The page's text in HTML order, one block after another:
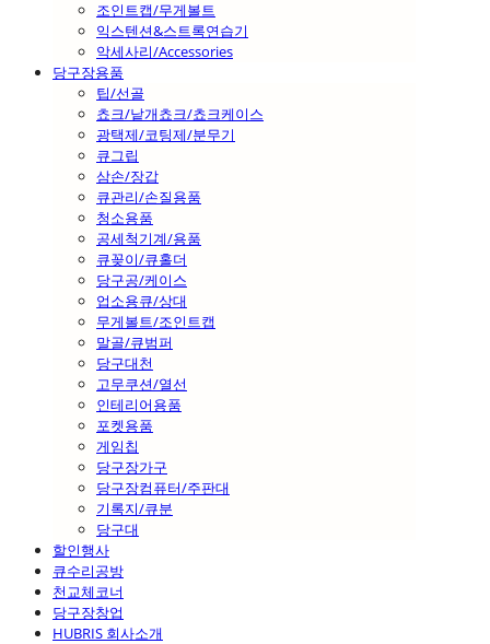
조인트캡/무게볼트
익스텐션&스트록연습기
악세사리/Accessories
당구장용품
팁/선골
쵸크/낱개쵸크/쵸크케이스
광택제/코팅제/분무기
큐그립
삼손/장갑
큐관리/손질용품
청소용품
공세척기계/용품
큐꽂이/큐홀더
당구공/케이스
업소용큐/상대
무게볼트/조인트캡
말골/큐범퍼
당구대천
고무쿠션/열선
인테리어용품
포켓용품
게임칩
당구장가구
당구장컴퓨터/주판대
기록지/큐분
당구대
할인행사
큐수리공방
천교체코너
당구장창업
HUBRIS 회사소개